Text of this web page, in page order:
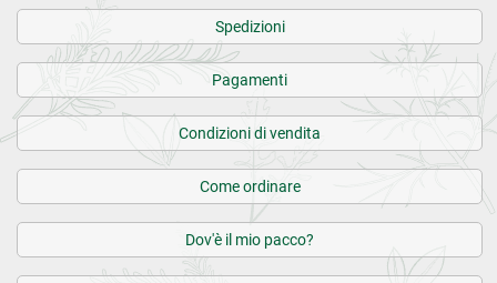
Spedizioni
Pagamenti
Condizioni di vendita
Come ordinare
Dov'è il mio pacco?